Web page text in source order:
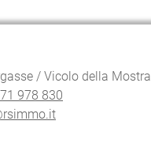
/ Vicolo della Mostra
978 830